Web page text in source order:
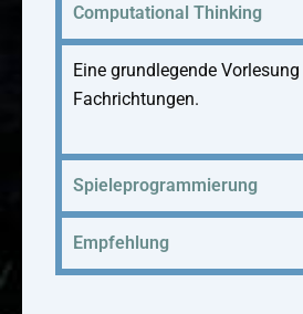
Computational Thinking
Eine grundlegende
Fachrichtungen.
Spieleprogrammierung
Empfehlung